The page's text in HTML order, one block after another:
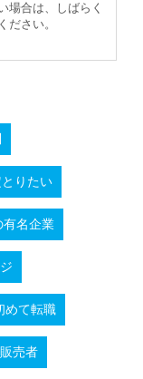
場合は、しばらく
ださい。
りたい
有名企業
めて転職
売者